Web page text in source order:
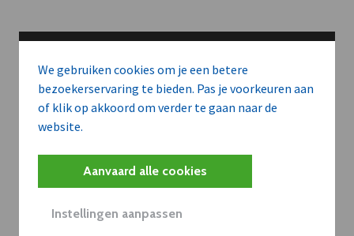
We gebruiken cookies om je een betere
bezoekerservaring te bieden. Pas je voorkeuren aan
of klik op akkoord om verder te gaan naar de
website.
Aanvaard alle cookies
Instellingen aanpassen